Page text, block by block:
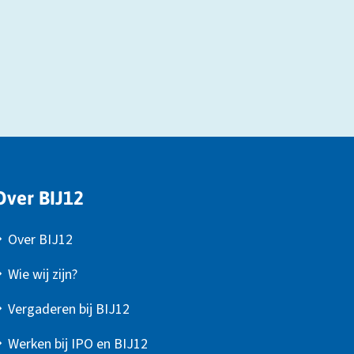
BIJ12
Over BIJ12
Wie wij zijn?
Vergaderen bij BIJ12
Werken bij IPO en BIJ12